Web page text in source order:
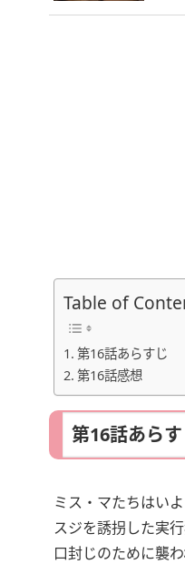
Table of
第16話あらすじ
第16話感想
第16話あら
ミス・マたちはい
スジを誘拐した実
口封じのために襲